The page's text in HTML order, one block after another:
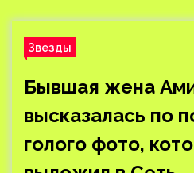
Звезды
Бывшая жена
высказалась по
голого фото,